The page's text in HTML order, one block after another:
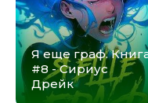
Я еще граф.
#8 - Сириус
Дрейк